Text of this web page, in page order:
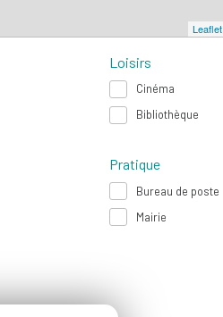
Leaflet
Loisirs
Cinéma
Bibliothèque
Pratique
Bureau de poste
Mairie